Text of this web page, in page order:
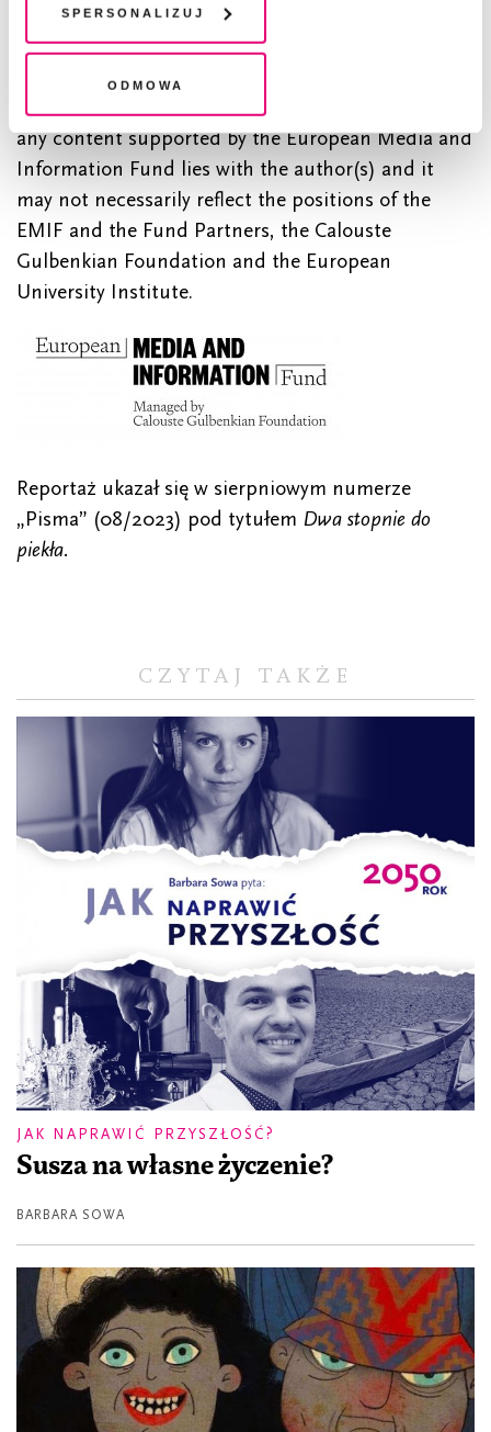
plików cookie". Wycofanie zgody nie wpływa na
legalność przetwarzania danych przed jej wycofaniem
Spersonalizuj
Odmowa
prowadzony przezFundację im. Calouste'a
Gulbenkiana. Fact-checking in „Pismo” is
supported byEMIF
Gulbenkian Foundation. The sole responsibility for
any content supported by the European Media and
Information Fund lies with the author(s) and it
may not necessarily reflect the positions of the
EMIF and the Fund Partners, the Calouste
Gulbenkian Foundation and the European
University Institute.
Reportaż ukazał się w sierpniowym numerze
„Pisma” (08/2023) pod tytułem Dwa stopnie do
piekła.
CZYTAJ TAKŻE
JAK NAPRAWIĆ PRZYSZŁOŚĆ?
Susza na własne życzenie?
BARBARA SOWA